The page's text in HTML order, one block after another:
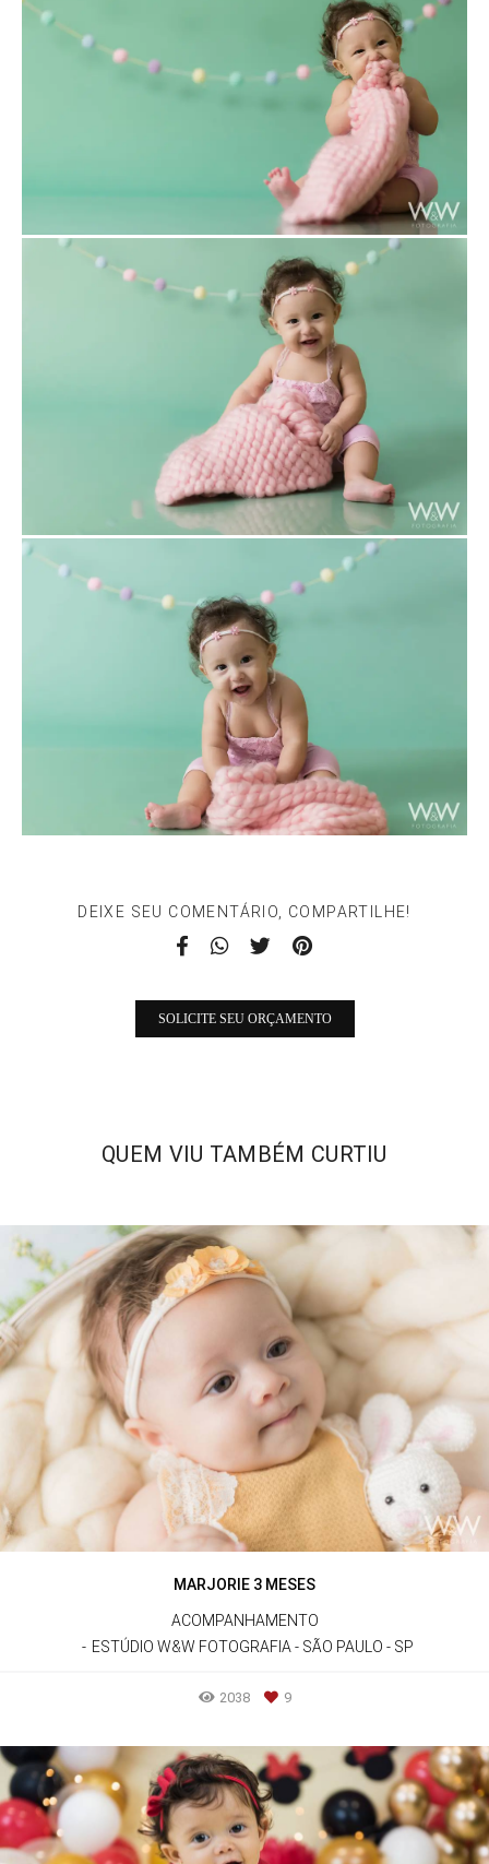
DEIXE SEU COMENTÁRIO, COMPARTILHE!
SOLICITE SEU ORÇAMENTO
QUEM VIU TAMBÉM CURTIU
MARJORIE 3 MESES
ACOMPANHAMENTO
ESTÚDIO W&W FOTOGRAFIA - SÃO PAULO - SP
2038 9